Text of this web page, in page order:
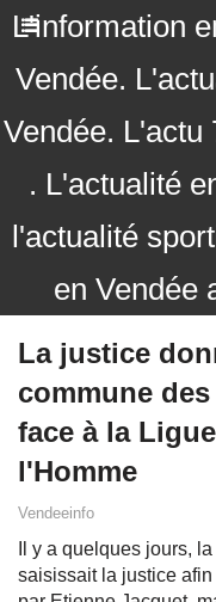
L'information
Vendée.
Vendée. L'actu
. L'actualité
l'actualité
en Vendée
La justice
commune
face à la
l'Homme
Vendeeinfo
Il y a quelques jours,
saisissait la justice